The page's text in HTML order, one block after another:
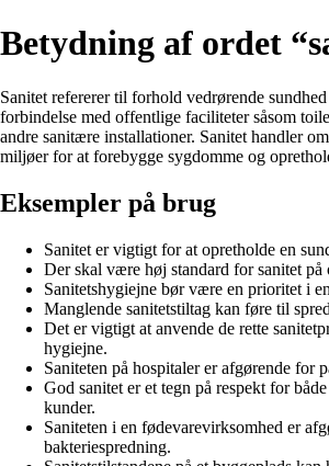
Betydning af ordet
Sanitet refererer til forhold vedrørende
forbindelse med offentlige faciliteter såsom
andre sanitære installationer. Sanitet handler
miljøer for at forebygge sygdomme og
Eksempler på brug
Sanitet er vigtigt for at opretholde en
Der skal være høj standard for sanitet på
Sanitetshygiejne bør være en prioritet i
Manglende sanitetstiltag kan føre til
Det er vigtigt at anvende de rette
hygiejne.
Saniteten på hospitaler er afgørende for
God sanitet er et tegn på respekt for
kunder.
Saniteten i en fødevarevirksomhed er
bakteriespredning.